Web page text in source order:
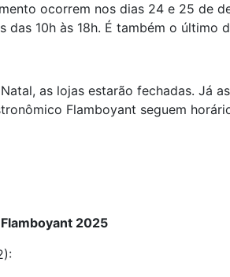
ocorrem nos dias 24 e 25 de
das 10h às 18h. É também o último
as lojas estarão fechadas. Já
Flamboyant seguem
2025